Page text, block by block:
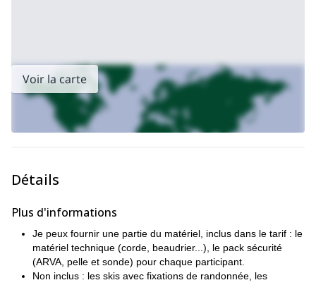
Voir la carte
Détails
Plus d'informations
Je peux fournir une partie du matériel, inclus dans le tarif : le
matériel technique (corde, beaudrier...), le pack sécurité
(ARVA, pelle et sonde) pour chaque participant.
Non inclus : les skis avec fixations de randonnée, les